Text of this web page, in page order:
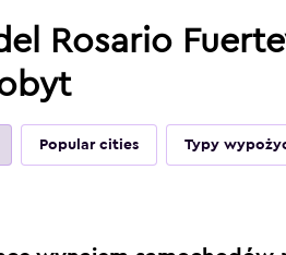
Rosario
Popular cities Typy